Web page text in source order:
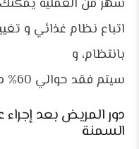
شهر من العملية
اتباع نظام غذائي و
بانتظام، و
سيتم فقد حوالي 60% من الوزن
دور المريض بعد
السمنة